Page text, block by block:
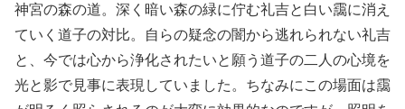
神宮の森の道。深く暗い森の緑に佇む礼吉と白い靄に消え
ていく道子の対比。自らの疑念の闇から逃れられない礼吉
と、今では心から浄化されたいと願う道子の二人の心境を
光と影で見事に表現していました。ちなみにこの場面は靄